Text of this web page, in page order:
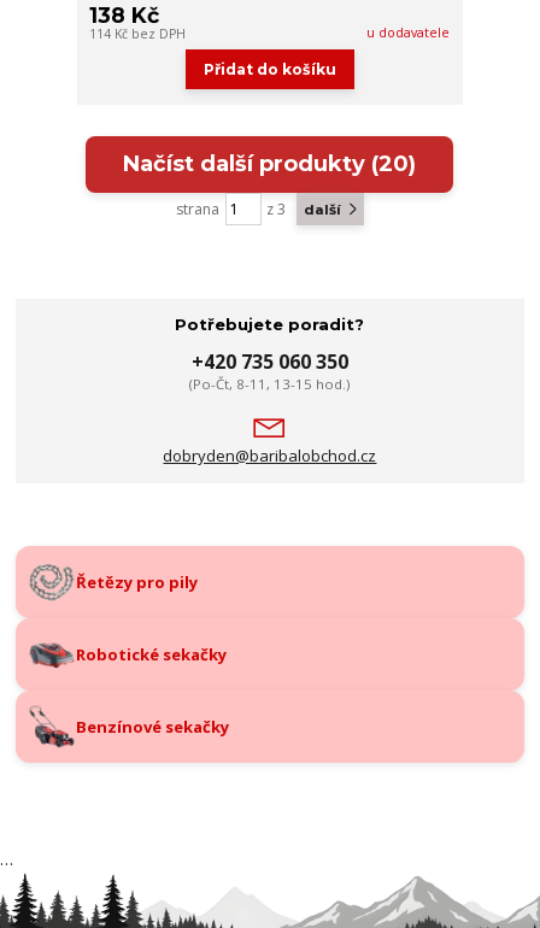
138 Kč
114 Kč bez DPH u dodavatele
Přidat do košíku
Načíst další produkty (20)
strana z 3 další
Potřebujete poradit?
+420 735 060 350
(Po-Čt, 8-11, 13-15 hod.)
dobryden@baribalobchod.cz
Řetězy pro pily
Robotické sekačky
Benzínové sekačky
…